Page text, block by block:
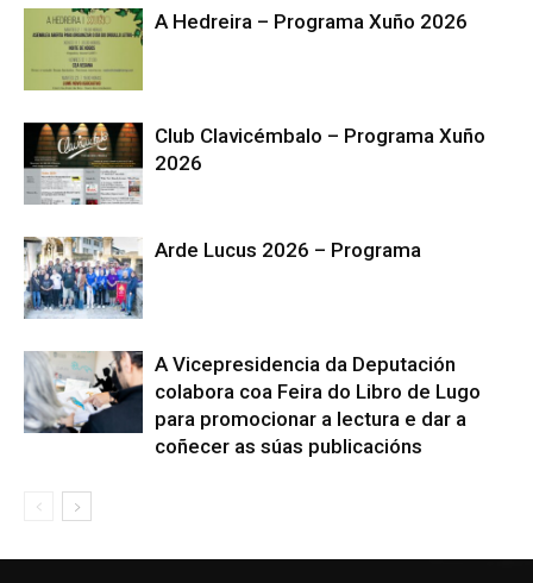
A Hedreira – Programa Xuño 2026
Club Clavicémbalo – Programa Xuño
2026
Arde Lucus 2026 – Programa
A Vicepresidencia da Deputación
colabora coa Feira do Libro de Lugo
para promocionar a lectura e dar a
coñecer as súas publicacións